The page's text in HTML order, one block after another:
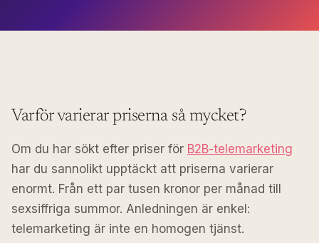
Varför varierar priserna så mycket?
Om du har sökt efter priser för B2B-telemarketing
har du sannolikt upptäckt att priserna varierar
enormt. Från ett par tusen kronor per månad till
sexsiffriga summor. Anledningen är enkel:
telemarketing är inte en homogen tjänst.